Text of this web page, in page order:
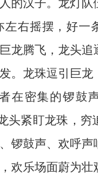
的汉子。龙灯队
右摇摆，好一
龙腾飞，龙头追
。龙珠逗引巨龙
在密集的锣鼓
头紧盯龙珠，穷
锣鼓声、欢呼声
欢乐场面蔚为壮